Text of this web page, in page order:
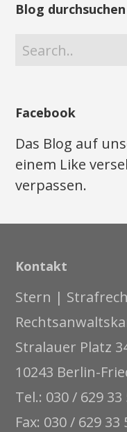
Blog durchsuchen
Facebook
Das Blog auf
einem Like
verpassen.
Kontakt
Stern |
Stralauer Platz
10243 Berlin-
Tel.: 030 / 629 33
Fax: 030 / 629 33